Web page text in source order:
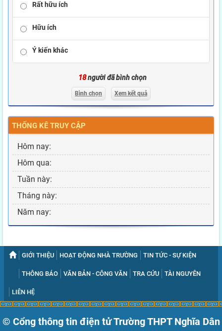
Rất hữu ích
Hữu ích
Ý kiến khác
18người đã bình chọn
Bình chọn Xem kết quả
THỐNG KÊ TRUY CẬP
Hôm nay:
Hôm qua:
Tuần này:
Tháng này:
Năm nay:
GIỚI THIỆU HOẠT ĐỘNG NHÀ TRƯỜNG TIN TỨC - SỰ KIỆN
THÔNG BÁO VĂN BẢN - CÔNG VĂN TRA CỨU TÀI NGUYÊN
LIÊN HỆ
© Cổng thông tin điện tử Trường THPT Nghĩa Dân